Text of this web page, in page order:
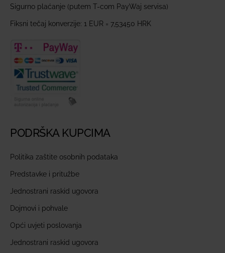
Sigurno plaćanje (putem T-com PayWaj servisa)
Fiksni tečaj konverzije: 1 EUR = 7,53450 HRK
PODRŠKA KUPCIMA
Politika zaštite osobnih podataka
Predstavke i pritužbe
Jednostrani raskid ugovora
Dojmovi i pohvale
Opći uvjeti poslovanja
Jednostrani raskid ugovora